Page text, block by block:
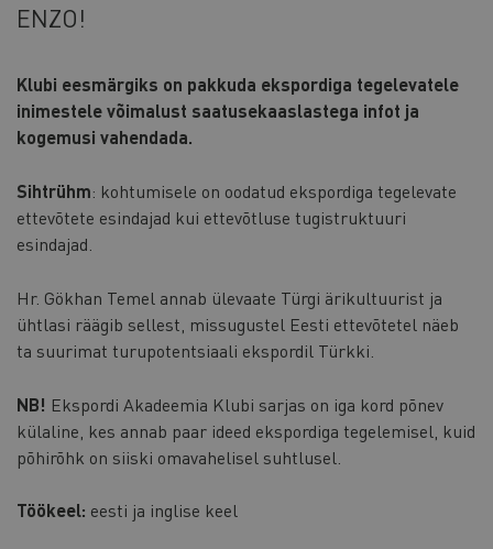
ENZO!
Klubi eesmärgiks on pakkuda ekspordiga tegelevatele
inimestele võimalust saatusekaaslastega infot ja
kogemusi vahendada.
Sihtrühm: kohtumisele on oodatud ekspordiga tegelevate
ettevõtete esindajad kui ettevõtluse tugistruktuuri
esindajad.
Hr. Gökhan Temel annab ülevaate Türgi ärikultuurist ja
ühtlasi räägib sellest, missugustel Eesti ettevõtetel näeb
ta suurimat turupotentsiaali ekspordil Türkki.
NB! Ekspordi Akadeemia Klubi sarjas on iga kord põnev
külaline, kes annab paar ideed ekspordiga tegelemisel, kuid
põhirõhk on siiski omavahelisel suhtlusel.
Töökeel: eesti ja inglise keel